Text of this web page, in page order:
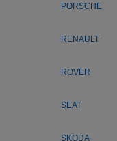
PORSCHE
RENAULT
ROVER
SEAT
SKODA